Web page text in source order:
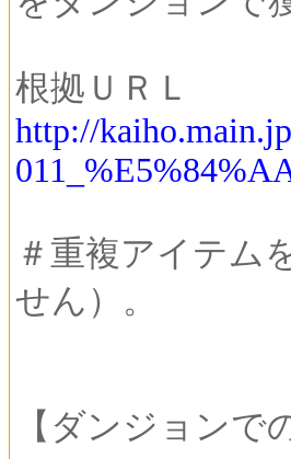
根拠ＵＲＬ
http://
＃重複アイテム
せん）。
【ダンジョン